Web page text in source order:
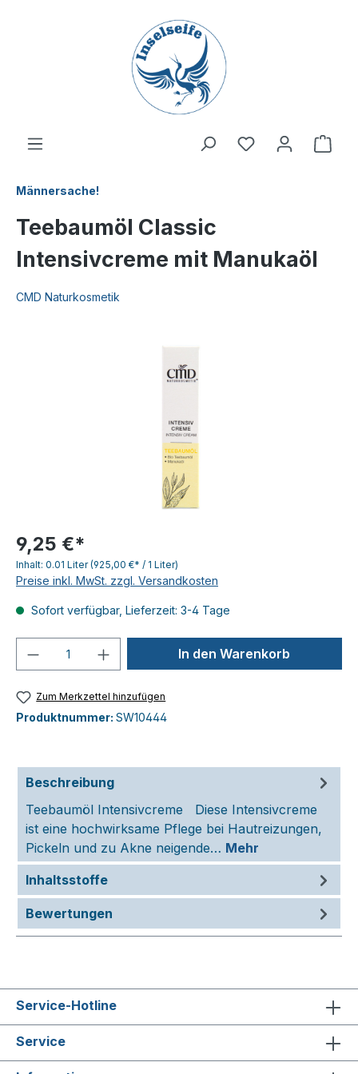
Männersache!
Teebaumöl Classic
Intensivcreme mit Manukaöl
CMD Naturkosmetik
9,25 €*
Inhalt: 0.01 Liter(925,00 €* / 1 Liter)
Preise inkl. MwSt. zzgl. Versandkosten
Sofort verfügbar, Lieferzeit: 3-4 Tage
Produkt Anzahl: Gib denIn den Warenkorb
Zum Merkzettel hinzufügen
Produktnummer: SW10444
Beschreibung
Teebaumöl Intensivcreme Diese Intensivcreme
ist eine hochwirksame Pflege bei Hautreizungen,
Pickeln und zu Akne neigende… Mehr
Inhaltsstoffe
Bewertungen
Service-Hotline
Service